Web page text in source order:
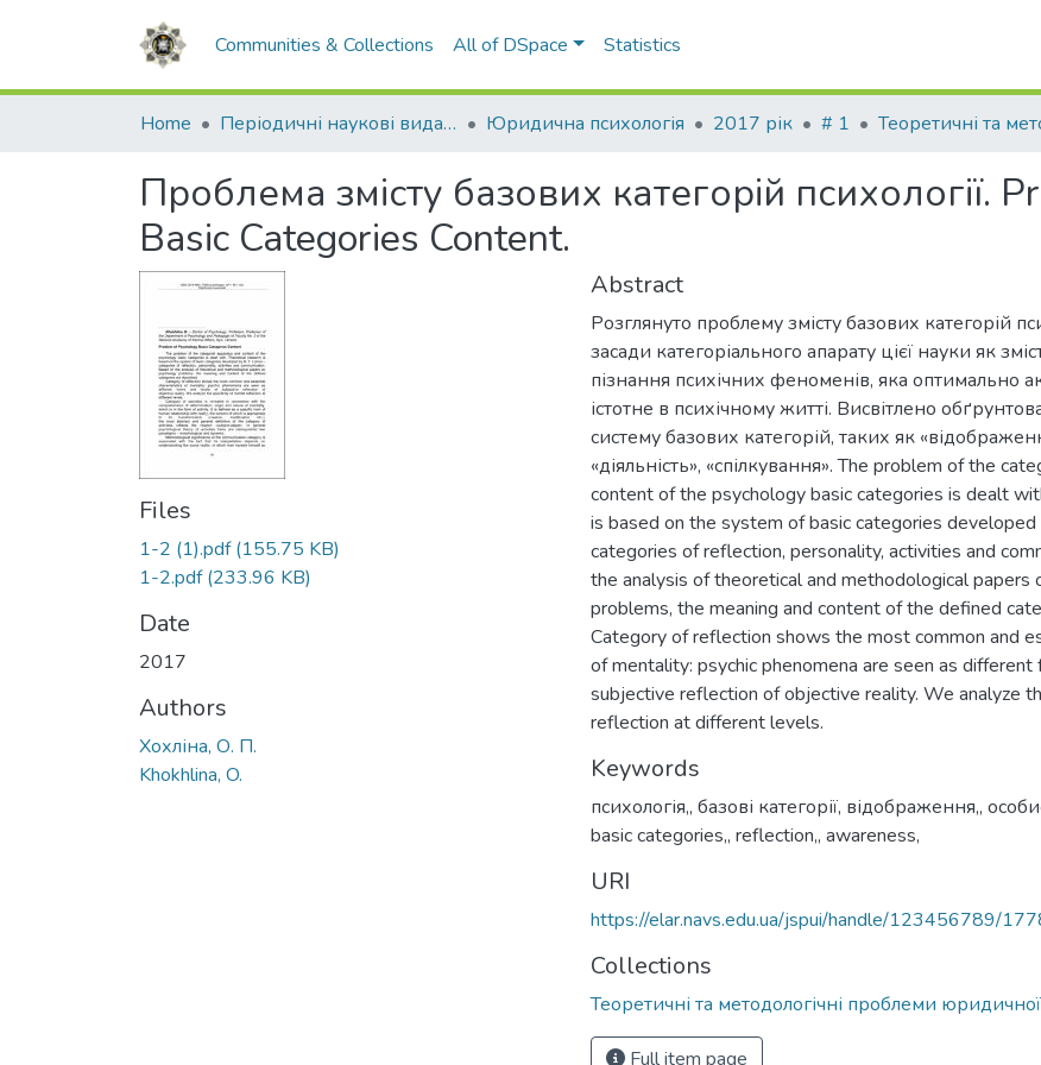
Communities & Collections All of DSpace Statistics
Home Періодичні наукові видання НАВС Юридична психологія 2017 рік # 1
Проблема змісту базових категорій психології.
Basic Categories Content.
Files
1-2 (1).pdf(155.75 KB)
1-2.pdf(233.96 KB)
Date
2017
Authors
Хохліна, О. П.
Khokhlina, O.
Abstract
Розглянуто проблему змісту базових категорій
засади категоріального апарату цієї науки як
пізнання психічних феноменів, яка оптимально
істотне в психічному житті. Висвітлено
систему базових категорій, таких як
«діяльність», «спілкування». The problem of the
content of the psychology basic categories is dealt
is based on the system of basic categories developed
categories of reflection, personality, activities and
the analysis of theoretical and methodological papers
problems, the meaning and content of the defined
Category of reflection shows the most common and
of mentality: psychic phenomena are seen as
subjective reflection of objective reality. We analyze
reflection at different levels.
Keywords
психологія,, базові категорії, відображення,,
basic categories,, reflection,, awareness,
URI
https://elar.navs.edu.ua/jspui/handle/123456789/
Collections
Теоретичні та методологічні проблеми юридичної
Full item page